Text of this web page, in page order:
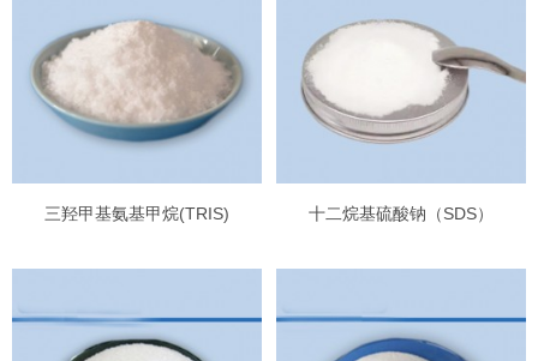
三羟甲基氨基甲烷(TRIS) 十二烷基硫酸钠（SDS）